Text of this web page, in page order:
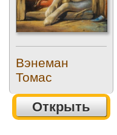
Вэнеман
Томас
Открыть